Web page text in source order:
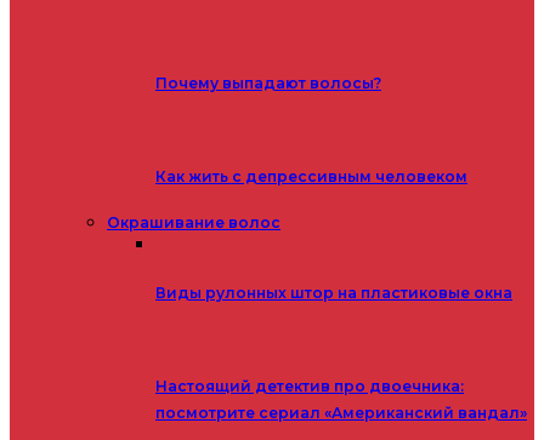
Почему выпадают волосы?
Как жить с депрессивным человеком
Окрашивание волос
Виды рулонных штор на пластиковые окна
Настоящий детектив про двоечника:
посмотрите сериал «Американский вандал»